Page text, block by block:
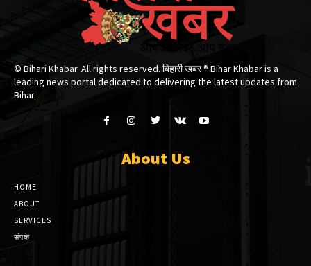
© Bihari Khabar. All rights reserved. बिहारी खबर ®​ Bihar Khabar is a
leading news portal dedicated to delivering the latest updates from
Bihar.
About Us
HOME
ABOUT
SERVICES
संपर्क